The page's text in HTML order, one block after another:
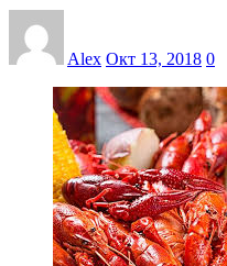
Alex Окт 13, 2018 0